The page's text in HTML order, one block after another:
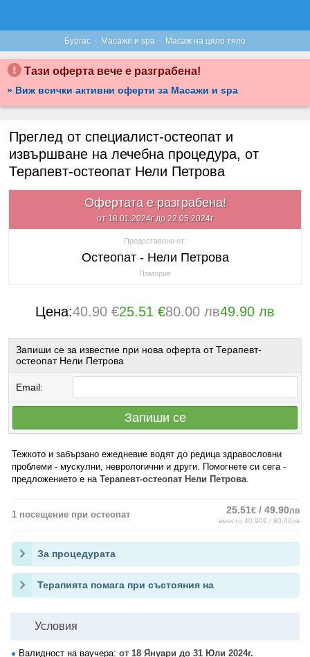
Бургас · Масажи и spa · Масаж на цяло тяло
Тази оферта вече е разграбена!
» Виж всички активни оферти за Масажи и spa
Преглед от специалист-остеопат и
извършване на лечебна процедура, от
Терапевт-остеопат Нели Петрова
Офертата е разграбена!
от 18.01.2024г до 22.05.2024г
Предоставено от:
Остеопат - Нели Петрова
Поморие
Цена:40.90 €25.51 €80.00 лв49.90 лв
Запиши се за известие при нова оферта от Терапевт-
остеопат Нели Петрова
Email:
Запиши се
Тежкото и забързано ежедневие водят до редица здравословни
проблеми - мускулни, неврологични и други. Помогнете си сега -
предложението е на Терапевт-остеопат Нели Петрова.
1 посещение при остеопат 25.51€ / 49.90лв
вместо 40.90€ / 80.00лв
За процедурата
Терапията помага при състояния на
Условия
Валидност на ваучера: от 18 Януари до 31 Юли 2024г.